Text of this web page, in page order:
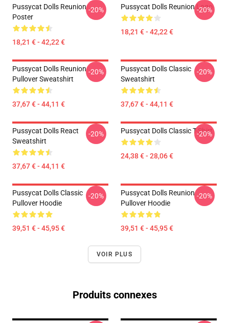
Pussycat Dolls Reunion
Poster
18,21 € - 42,22 €
-20% Pussycat Dolls Reunion Logo
18,21 € - 42,22 €
-20%
Pussycat Dolls Reunion
Pullover Sweatshirt
37,67 € - 44,11 €
-20%
Pussycat Dolls Classic
Sweatshirt
37,67 € - 44,11 €
-20%
Pussycat Dolls React
Sweatshirt
37,67 € - 44,11 €
-20% Pussycat Dolls Classic T-Shirt
24,38 € - 28,06 €
-20%
Pussycat Dolls Classic
Pullover Hoodie
39,51 € - 45,95 €
-20%
Pussycat Dolls Reunion
Pullover Hoodie
39,51 € - 45,95 €
-20%
VOIR PLUS
Produits connexes